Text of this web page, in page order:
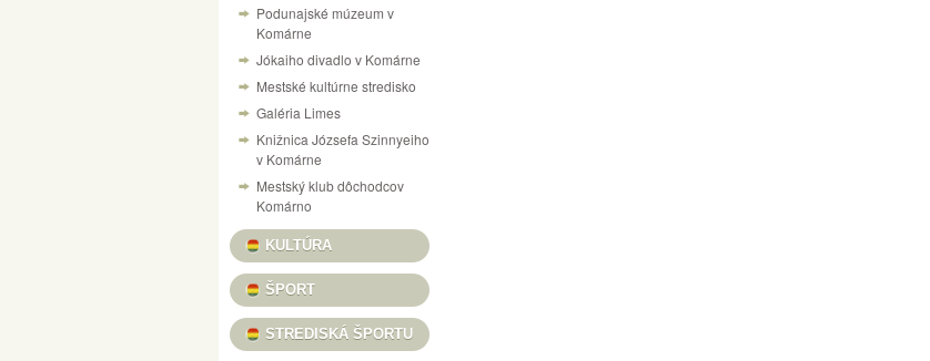
NÁVŠTEVNÝ PORIADOK PEVNOSTI V KOMÁRNE
VÝSTAVA „125 ROKOV VÝROBY LODÍ V KOMÁRNE“ – „A KOMÁROMI HAJÓGYÁRTÁS 125 ÉVE”
VILLA CAMARUM / ZICHY-PONT
PONUKA KULTÚRNYCH PROGRAMOV / KULTURÁLIS PROGRAMAJÁNLÓ – TÝŽDENNÝ / HETI
DOM MATICE SLOVENSKEJ / SLOVENSKÍ REBELI / DRAMAŤÁK / DIVADLO KOMORA
VÝSTAVA ŽELEZNIČNÝCH MODELOV
INFORMAČNÝ PORTÁL PEVNOSTNÉHO SYSTÉMU KOMÁRNA WWW.PEVNOST-KOMARNO.SK
HANGULATOK FOTOVÝSTAVA FERENCZI ÉVI A PREZMECZKY PÉTER
Podunajské múzeum v
Komárne
Jókaiho divadlo v Komárne
Mestské kultúrne stredisko
Galéria Limes
Knižnica Józsefa Szinnyeiho
v Komárne
Mestský klub dôchodcov
Komárno
KULTÚRA
ŠPORT
STREDISKÁ ŠPORTU